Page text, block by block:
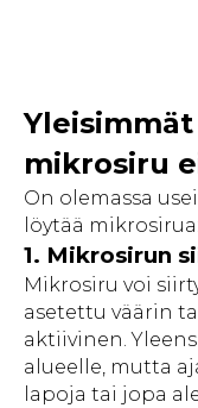
mikrosiru
On olemassa
löytää mikrosirua:
1. Mikrosirun
Mikrosiru voi
asetettu väärin
aktiivinen.
alueelle, mutta
lapoja tai jopa